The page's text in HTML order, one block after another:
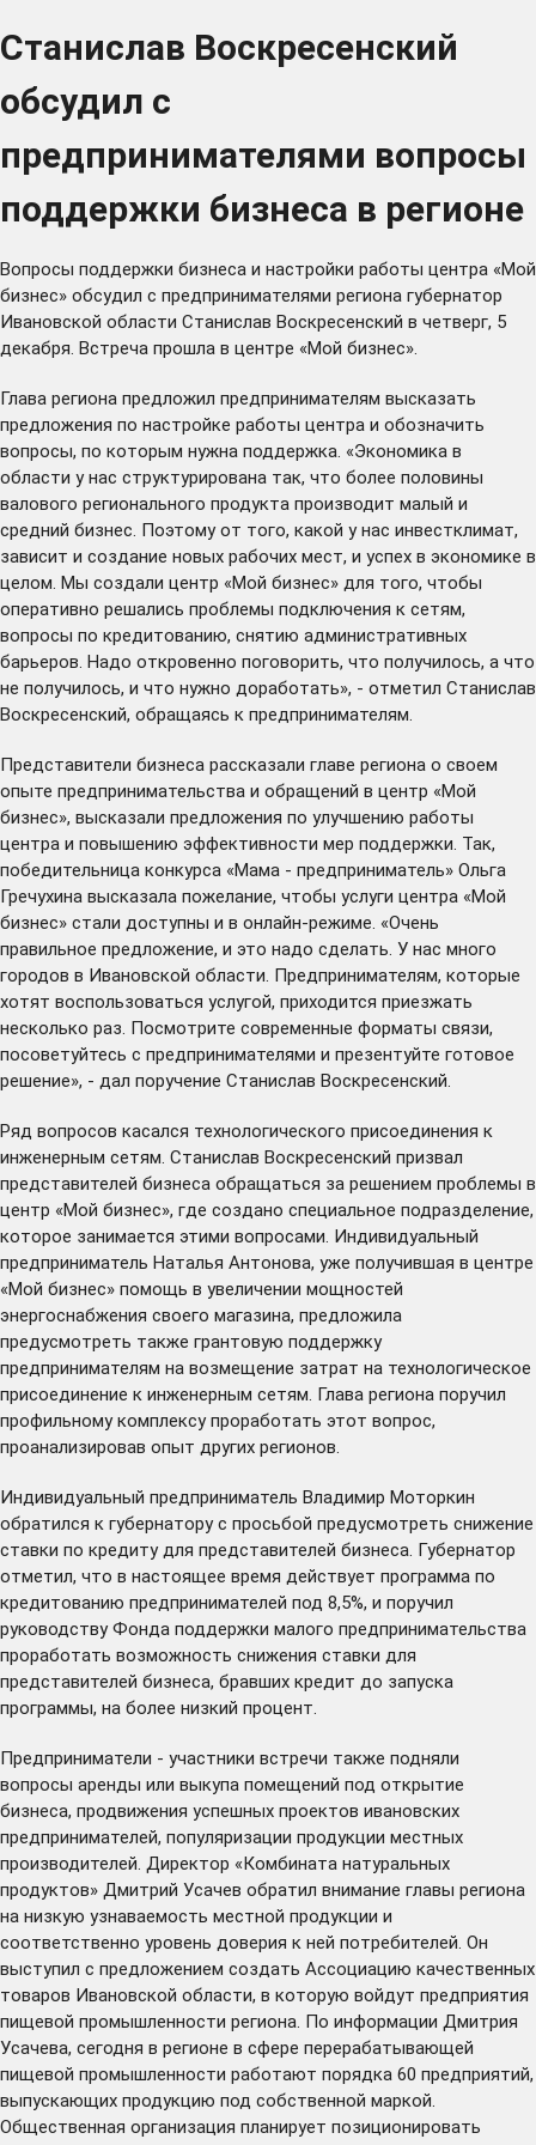
Станислав Воскресенский
обсудил с
предпринимателями вопросы
поддержки бизнеса в регионе
Вопросы поддержки бизнеса и настройки работы центра «Мой
бизнес» обсудил с предпринимателями региона губернатор
Ивановской области Станислав Воскресенский в четверг, 5
декабря. Встреча прошла в центре «Мой бизнес».
Глава региона предложил предпринимателям высказать
предложения по настройке работы центра и обозначить
вопросы, по которым нужна поддержка. «Экономика в
области у нас структурирована так, что более половины
валового регионального продукта производит малый и
средний бизнес. Поэтому от того, какой у нас инвестклимат,
зависит и создание новых рабочих мест, и успех в экономике в
целом. Мы создали центр «Мой бизнес» для того, чтобы
оперативно решались проблемы подключения к сетям,
вопросы по кредитованию, снятию административных
барьеров. Надо откровенно поговорить, что получилось, а что
не получилось, и что нужно доработать», - отметил Станислав
Воскресенский, обращаясь к предпринимателям.
Представители бизнеса рассказали главе региона о своем
опыте предпринимательства и обращений в центр «Мой
бизнес», высказали предложения по улучшению работы
центра и повышению эффективности мер поддержки. Так,
победительница конкурса «Мама - предприниматель» Ольга
Гречухина высказала пожелание, чтобы услуги центра «Мой
бизнес» стали доступны и в онлайн-режиме. «Очень
правильное предложение, и это надо сделать. У нас много
городов в Ивановской области. Предпринимателям, которые
хотят воспользоваться услугой, приходится приезжать
несколько раз. Посмотрите современные форматы связи,
посоветуйтесь с предпринимателями и презентуйте готовое
решение», - дал поручение Станислав Воскресенский.
Ряд вопросов касался технологического присоединения к
инженерным сетям. Станислав Воскресенский призвал
представителей бизнеса обращаться за решением проблемы в
центр «Мой бизнес», где создано специальное подразделение,
которое занимается этими вопросами. Индивидуальный
предприниматель Наталья Антонова, уже получившая в центре
«Мой бизнес» помощь в увеличении мощностей
энергоснабжения своего магазина, предложила
предусмотреть также грантовую поддержку
предпринимателям на возмещение затрат на технологическое
присоединение к инженерным сетям. Глава региона поручил
профильному комплексу проработать этот вопрос,
проанализировав опыт других регионов.
Индивидуальный предприниматель Владимир Моторкин
обратился к губернатору с просьбой предусмотреть снижение
ставки по кредиту для представителей бизнеса. Губернатор
отметил, что в настоящее время действует программа по
кредитованию предпринимателей под 8,5%, и поручил
руководству Фонда поддержки малого предпринимательства
проработать возможность снижения ставки для
представителей бизнеса, бравших кредит до запуска
программы, на более низкий процент.
Предприниматели - участники встречи также подняли
вопросы аренды или выкупа помещений под открытие
бизнеса, продвижения успешных проектов ивановских
предпринимателей, популяризации продукции местных
производителей. Директор «Комбината натуральных
продуктов» Дмитрий Усачев обратил внимание главы региона
на низкую узнаваемость местной продукции и
соответственно уровень доверия к ней потребителей. Он
выступил с предложением создать Ассоциацию качественных
товаров Ивановской области, в которую войдут предприятия
пищевой промышленности региона. По информации Дмитрия
Усачева, сегодня в регионе в сфере перерабатывающей
пищевой промышленности работают порядка 60 предприятий,
выпускающих продукцию под собственной маркой.
Общественная организация планирует позиционировать